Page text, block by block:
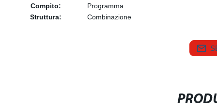
Compito:
Programma
Struttura:
Combinazione